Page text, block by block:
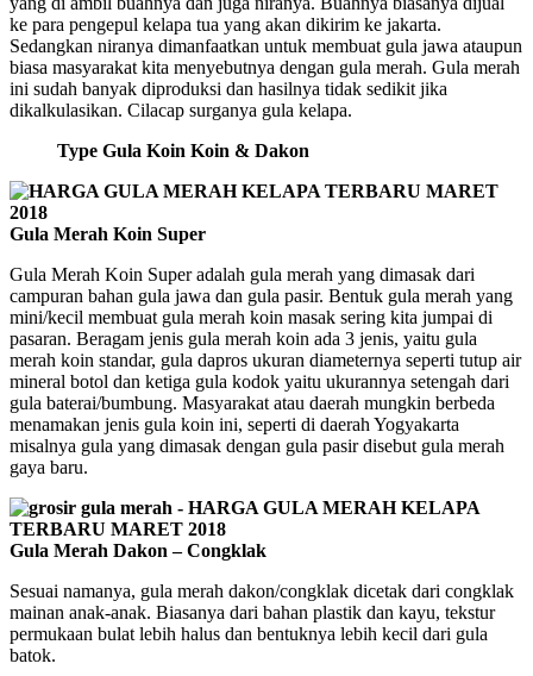
ke para pengepul kelapa tua yang akan dikirim ke jakarta.
Sedangkan niranya dimanfaatkan untuk membuat gula jawa ataupun
biasa masyarakat kita menyebutnya dengan gula merah. Gula merah
ini sudah banyak diproduksi dan hasilnya tidak sedikit jika
dikalkulasikan. Cilacap surganya gula kelapa.
Type Gula Koin Koin & Dakon
Gula Merah Koin Super
Gula Merah Koin Super adalah gula merah yang dimasak dari
campuran bahan gula jawa dan gula pasir. Bentuk gula merah yang
mini/kecil membuat gula merah koin masak sering kita jumpai di
pasaran. Beragam jenis gula merah koin ada 3 jenis, yaitu gula
merah koin standar, gula dapros ukuran diameternya seperti tutup air
mineral botol dan ketiga gula kodok yaitu ukurannya setengah dari
gula baterai/bumbung. Masyarakat atau daerah mungkin berbeda
menamakan jenis gula koin ini, seperti di daerah Yogyakarta
misalnya gula yang dimasak dengan gula pasir disebut gula merah
gaya baru.
Gula Merah Dakon – Congklak
Sesuai namanya, gula merah dakon/congklak dicetak dari congklak
mainan anak-anak. Biasanya dari bahan plastik dan kayu, tekstur
permukaan bulat lebih halus dan bentuknya lebih kecil dari gula
batok.